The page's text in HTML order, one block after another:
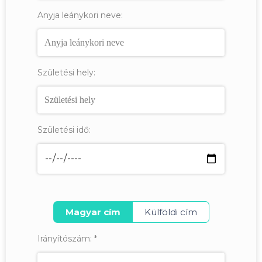
Anyja leánykori neve:
Születési hely:
Születési idő:
Magyar cím Külföldi cím
Irányítószám: *